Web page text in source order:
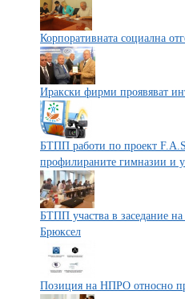
Корпоративната социална
Иракски фирми проявяват
БТПП работи по проект
профилираните гимназии и
БТПП участва в заседание
Брюксел
Позиция на НПРО относно